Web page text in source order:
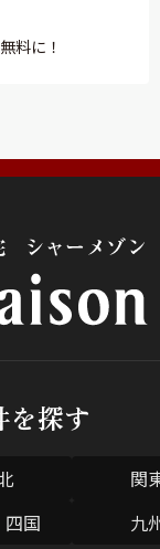
料に！
を探す
関
四国 九